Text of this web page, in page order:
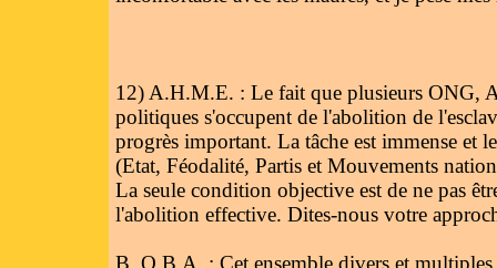
12) A.H.M.E. : Le fait que plusieurs ONG,
politiques s'occupent de l'abolition de
progrès important. La tâche est immense et
(Etat, Féodalité, Partis et Mouvements
La seule condition objective est de ne pas
l'abolition effective. Dites-nous votre
B. O.B.A. : Cet ensemble divers et